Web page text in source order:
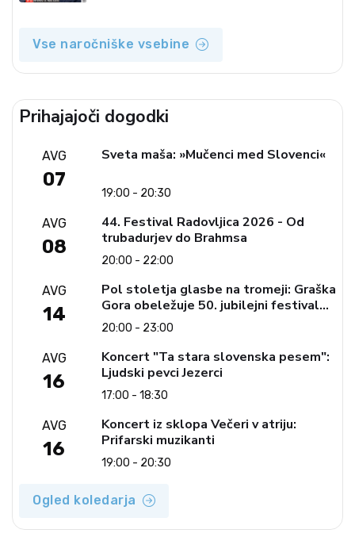
Vse naročniške vsebine
Prihajajoči dogodki
AVG
07
Sveta maša: »Mučenci med Slovenci«
19:00 - 20:30
AVG
08
44. Festival Radovljica 2026 - Od
trubadurjev do Brahmsa
20:00 - 22:00
AVG
14
Pol stoletja glasbe na tromeji: Graška
Gora obeležuje 50. jubilejni festival
narodno-zabavne glasbe
20:00 - 23:00
AVG
16
Koncert "Ta stara slovenska pesem":
Ljudski pevci Jezerci
17:00 - 18:30
AVG
16
Koncert iz sklopa Večeri v atriju:
Prifarski muzikanti
19:00 - 20:30
Ogled koledarja